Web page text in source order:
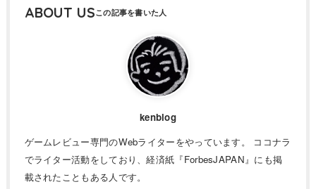
ABOUT US
kenblog
ゲームレビュー専門のWebライターをやっています。 ココナラ
でライター活動をしており、経済紙『ForbesJAPAN』にも掲
載されたこともある人です。